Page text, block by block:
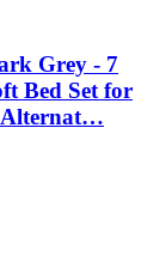
Grey - 7
Bed Set for
Alternat…